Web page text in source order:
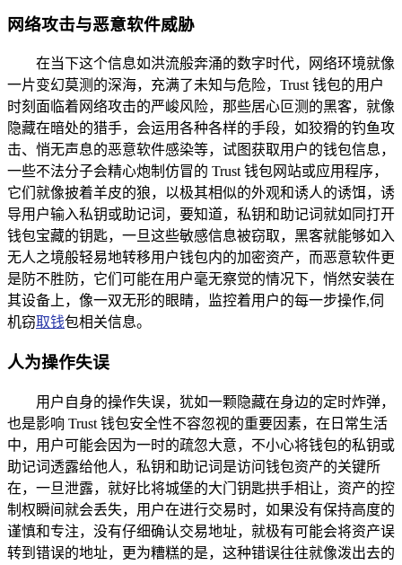
网络攻击与恶意软件威胁
在当下这个信息如洪流般奔涌的数字时代，网络环境就像
一片变幻莫测的深海，充满了未知与危险，Trust 钱包的用户
时刻面临着网络攻击的严峻风险，那些居心叵测的黑客，就像
隐藏在暗处的猎手，会运用各种各样的手段，如狡猾的钓鱼攻
击、悄无声息的恶意软件感染等，试图获取用户的钱包信息，
一些不法分子会精心炮制仿冒的 Trust 钱包网站或应用程序，
它们就像披着羊皮的狼，以极其相似的外观和诱人的诱饵，诱
导用户输入私钥或助记词，要知道，私钥和助记词就如同打开
钱包宝藏的钥匙，一旦这些敏感信息被窃取，黑客就能够如入
无人之境般轻易地转移用户钱包内的加密资产，而恶意软件更
是防不胜防，它们可能在用户毫无察觉的情况下，悄然安装在
其设备上，像一双无形的眼睛，监控着用户的每一步操作,伺
机窃取钱包相关信息。
人为操作失误
用户自身的操作失误，犹如一颗隐藏在身边的定时炸弹，
也是影响 Trust 钱包安全性不容忽视的重要因素，在日常生活
中，用户可能会因为一时的疏忽大意，不小心将钱包的私钥或
助记词透露给他人，私钥和助记词是访问钱包资产的关键所
在，一旦泄露，就好比将城堡的大门钥匙拱手相让，资产的控
制权瞬间就会丢失，用户在进行交易时，如果没有保持高度的
谨慎和专注，没有仔细确认交易地址，就极有可能会将资产误
转到错误的地址，更为糟糕的是，这种错误往往就像泼出去的